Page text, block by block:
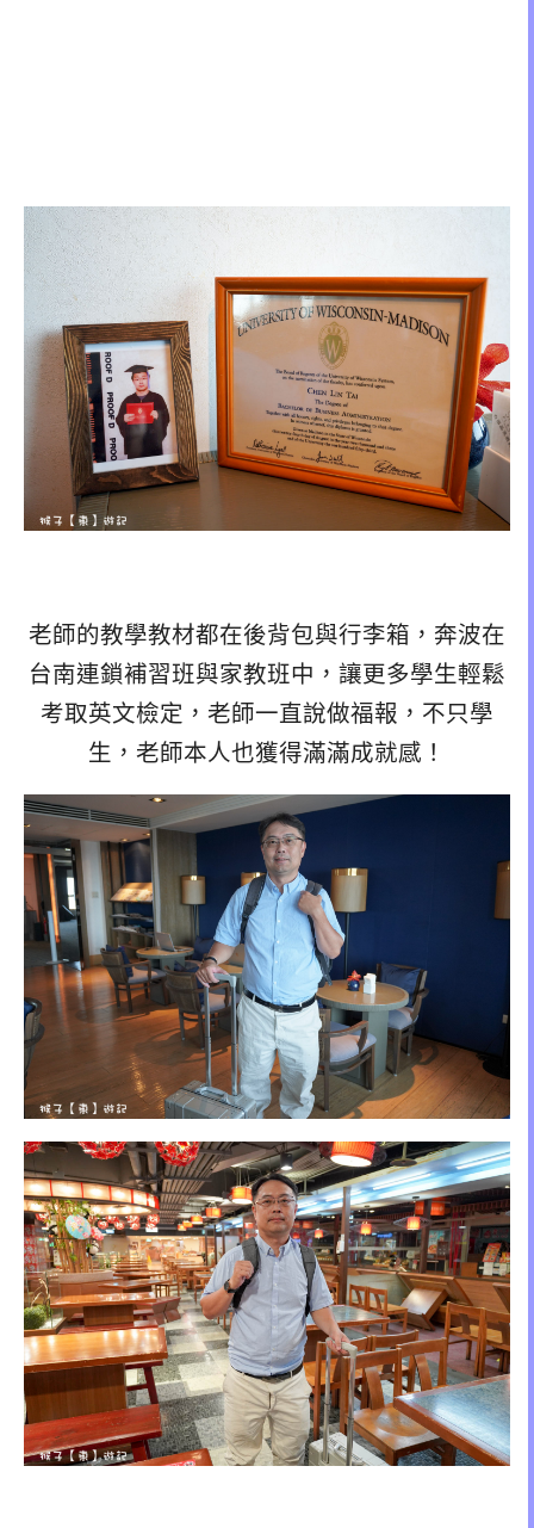
老師的教學教材都在後背包與行李箱，奔波在
台南連鎖補習班與家教班中，讓更多學生輕鬆
考取英文檢定，老師一直說做福報，不只學
生，老師本人也獲得滿滿成就感！